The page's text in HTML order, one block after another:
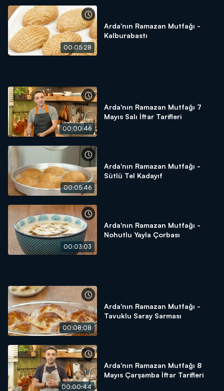
için tek yapmanız gereken "Arda'nın Ramazan Mutfağı"nı
izlemek!
00:05:28
Arda'nın Ramazan Mutfağı -
Kalburabastı
00:00:46
Arda'nın Ramazan Mutfağı 7
Mayıs Salı İftar Tarifleri
00:05:46
Arda'nın Ramazan Mutfağı -
Sütlü Tel Kadayıf
00:03:03
Arda'nın Ramazan Mutfağı -
Nohutlu Yayla Çorbası
00:08:08
Arda'nın Ramazan Mutfağı -
Tavuklu Saray Sarması
00:00:44
Arda'nın Ramazan Mutfağı 8
Mayıs Çarşamba İftar Tarifleri